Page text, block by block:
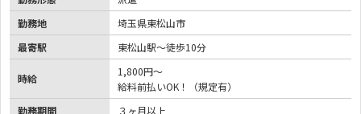
勤務地
埼玉県東松山市
最寄駅
東松山駅～徒歩10分
時給
1,800円～
給料前払いOK！（規定有）
勤務期間
３ヶ月以上